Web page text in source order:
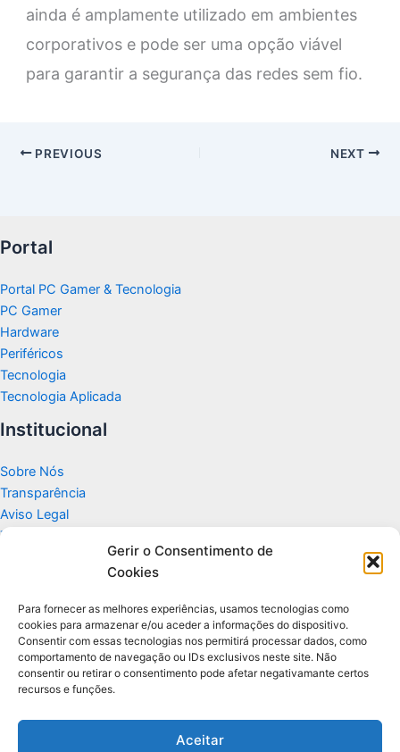
Gerir o Consentimento de
Cookies
Para fornecer as melhores experiências, usamos tecnologias como
cookies para armazenar e/ou aceder a informações do dispositivo.
Consentir com essas tecnologias nos permitirá processar dados, como
comportamento de navegação ou IDs exclusivos neste site. Não
consentir ou retirar o consentimento pode afetar negativamante certos
recursos e funções.
Aceitar
ainda é amplamente utilizado em ambientes
corporativos e pode ser uma opção viável
para garantir a segurança das redes sem fio.
PREVIOUS NEXT
Portal
Portal PC Gamer & Tecnologia
PC Gamer
Hardware
Periféricos
Tecnologia
Tecnologia Aplicada
Institucional
Sobre Nós
Transparência
Aviso Legal
Termos de Uso
Politicas de Privacidade e Cookies
Apoio
Glossário de Tecnologia
Portal editorial independente sobre tecnologia, PC Gamer e guias